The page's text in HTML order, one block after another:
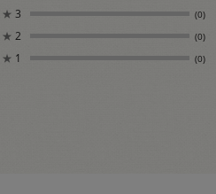
★ 3 (0)
★ 2 (0)
★ 1 (0)